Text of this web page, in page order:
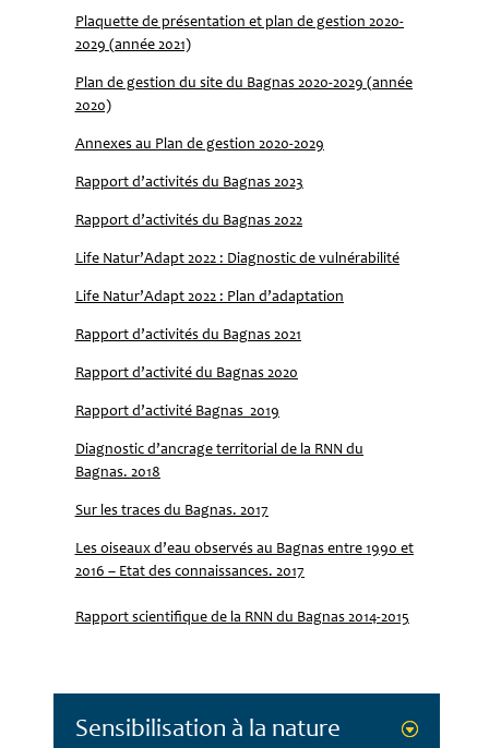
Plaquette de présentation et plan de gestion 2020-
2029 (année 2021)
Plan de gestion du site du Bagnas 2020-2029 (année
2020)
Annexes au Plan de gestion 2020-2029
Rapport d’activités du Bagnas 2023
Rapport d’activités du Bagnas 2022
Life Natur’Adapt 2022 : Diagnostic de vulnérabilité
Life Natur’Adapt 2022 : Plan d’adaptation
Rapport d’activités du Bagnas 2021
Rapport d’activité du Bagnas 2020
Rapport d’activité Bagnas 2019
Diagnostic d’ancrage territorial de la RNN du
Bagnas. 2018
Sur les traces du Bagnas. 2017
Les oiseaux d’eau observés au Bagnas entre 1990 et
2016 – Etat des connaissances. 2017
Rapport scientifique de la RNN du Bagnas 2014-2015
Sensibilisation à la nature